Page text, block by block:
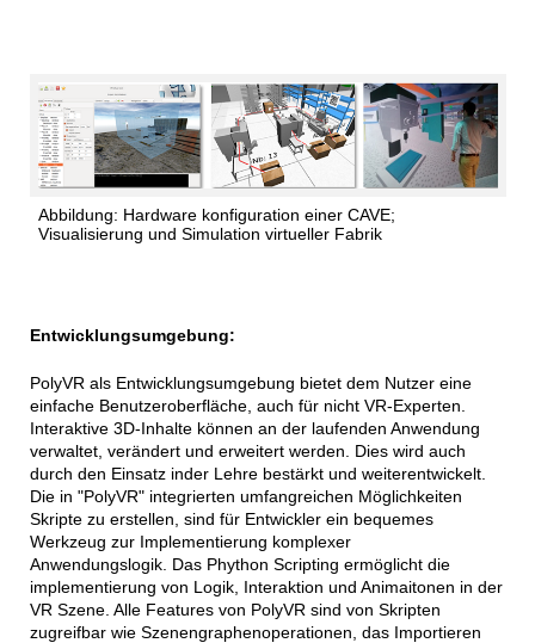
Abbildung: Hardware konfiguration einer CAVE;
Visualisierung und Simulation virtueller Fabrik
Entwicklungsumgebung:
PolyVR als Entwicklungsumgebung bietet dem Nutzer eine
einfache Benutzeroberfläche, auch für nicht VR-Experten.
Interaktive 3D-Inhalte können an der laufenden Anwendung
verwaltet, verändert und erweitert werden. Dies wird auch
durch den Einsatz inder Lehre bestärkt und weiterentwickelt.
Die in "PolyVR" integrierten umfangreichen Möglichkeiten
Skripte zu erstellen, sind für Entwickler ein bequemes
Werkzeug zur Implementierung komplexer
Anwendungslogik. Das Phython Scripting ermöglicht die
implementierung von Logik, Interaktion und Animaitonen in der
VR Szene. Alle Features von PolyVR sind von Skripten
zugreifbar wie Szenengraphenoperationen, das Importieren